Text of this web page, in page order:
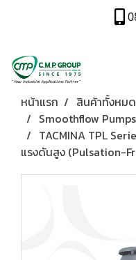
หน้าแรก สินค้าทั้งหมด
Smoothflow Pumps
TACMINA TPL
แรงดันสูง (Pulsation-